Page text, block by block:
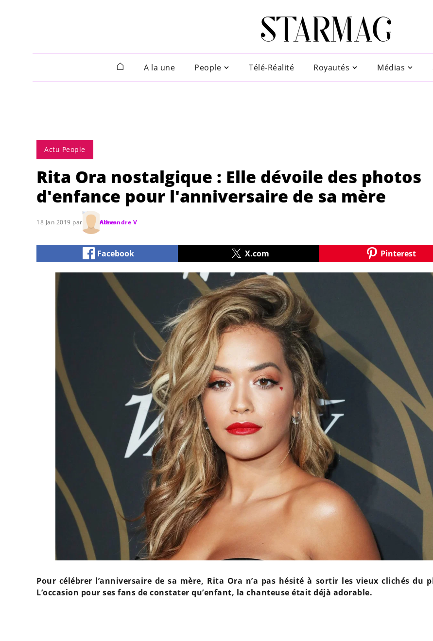
A la une People Télé-Réalité Royautés Médias
Actu People
Rita Ora nostalgique : Elle dévoile des photos
d'enfance pour l'anniversaire de sa mère
18 Jan 2019 par Alexandre V
Facebook X.com Pinterest
Pour célébrer l’anniversaire de sa mère, Rita Ora n’a pas hésité à sortir les vieux clichés du
L’occasion pour ses fans de constater qu’enfant, la chanteuse était déjà adorable.